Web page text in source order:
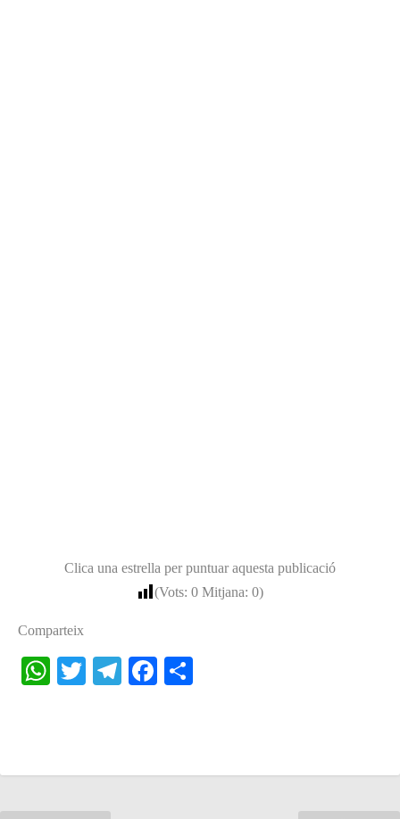
Clica una estrella per puntuar aquesta publicació
(Vots: 0 Mitjana: 0)
Comparteix
W
pp
T
Te
m
Fa